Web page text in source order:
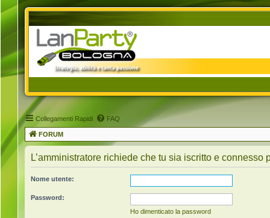
Collegamenti Rapidi FAQ
FORUM
L’amministratore richiede che tu sia iscritto e connesso
Nome utente:
Password:
Ho dimenticato la password